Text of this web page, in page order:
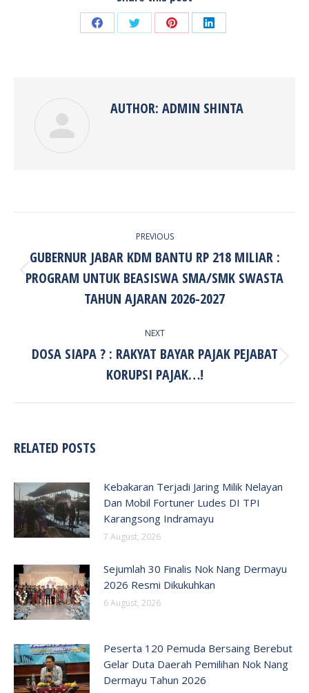
Share Share Share Share
AUTHOR: ADMIN SHINTA
PREVIOUS
Previous
post:
GUBERNUR JABAR KDM BANTU RP 218 MILIAR :
PROGRAM UNTUK BEASISWA SMA/SMK SWASTA
TAHUN AJARAN 2026-2027
NEXT
Next
post:
DOSA SIAPA ? : RAKYAT BAYAR PAJAK PEJABAT
KORUPSI PAJAK…!
RELATED POSTS
Kebakaran Terjadi Jaring Milik Nelayan
Dan Mobil Fortuner Ludes DI TPI
Karangsong Indramayu
7 August, 2026
Sejumlah 30 Finalis Nok Nang Dermayu
2026 Resmi Dikukuhkan
6 August, 2026
Peserta 120 Pemuda Bersaing Berebut
Gelar Duta Daerah Pemilihan Nok Nang
Dermayu Tahun 2026